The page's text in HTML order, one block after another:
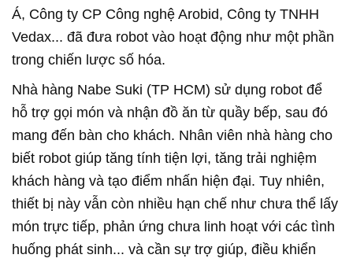
Á, Công ty CP Công nghệ Arobid, Công ty TNHH
Vedax... đã đưa robot vào hoạt động như một phần
trong chiến lược số hóa.
Nhà hàng Nabe Suki (TP HCM) sử dụng robot để
hỗ trợ gọi món và nhận đồ ăn từ quầy bếp, sau đó
mang đến bàn cho khách. Nhân viên nhà hàng cho
biết robot giúp tăng tính tiện lợi, tăng trải nghiệm
khách hàng và tạo điểm nhấn hiện đại. Tuy nhiên,
thiết bị này vẫn còn nhiều hạn chế như chưa thể lấy
món trực tiếp, phản ứng chưa linh hoạt với các tình
huống phát sinh... và cần sự trợ giúp, điều khiển